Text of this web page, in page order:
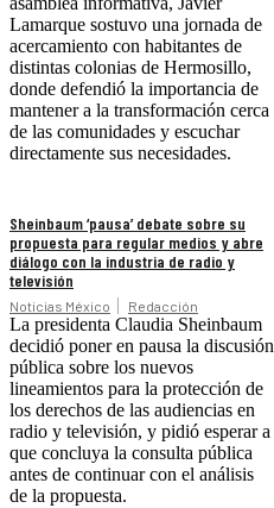
Lamarque sostuvo una jornada de
acercamiento con habitantes de
distintas colonias de Hermosillo,
donde defendió la importancia de
mantener a la transformación cerca
de las comunidades y escuchar
directamente sus necesidades.
Sheinbaum ‘pausa’ debate sobre su
propuesta para regular medios y abre
diálogo con la industria de radio y
televisión
Noticias México Redacción
La presidenta Claudia Sheinbaum
decidió poner en pausa la discusión
pública sobre los nuevos
lineamientos para la protección de
los derechos de las audiencias en
radio y televisión, y pidió esperar a
que concluya la consulta pública
antes de continuar con el análisis
de la propuesta.